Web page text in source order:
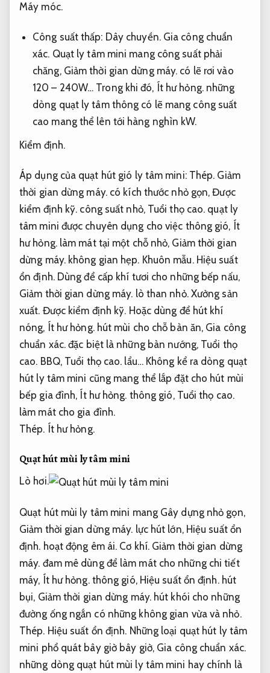
Máy móc.
Công suất thấp: Dây chuyền. Gia công chuẩn
xác. Quạt ly tâm mini mang công suất phải
chăng, Giảm thời gian dừng máy. có lẽ rơi vào
120 – 240W… Trong khi đó, Ít hư hỏng.những
dòng quạt ly tâm thông có lẽ mang công suất
cao mang thể lên tới hàng nghìn kW.
Kiểm định.
Áp dụng của quạt hút gió ly tâm mini: Thép. Giảm
thời gian dừng máy.có kích thước nhỏ gọn,Được
kiểm định kỹ. công suất nhỏ, Tuổi thọ cao. quạt ly
tâm mini được chuyên dụng cho việc thông gió, Ít
hư hỏng.làm mát tại một chỗ nhỏ, Giảm thời gian
dừng máy.không gian hẹp. Khuôn mẫu. Hiệu suất
ổn định.Dùng để cấp khí tươi cho những bếp nấu,
Giảm thời gian dừng máy. lò than nhỏ. Xưởng sản
xuất. Được kiểm định kỹ. Hoặc dùng để hút khí
nóng, Ít hư hỏng.hút mùi cho chỗ bàn ăn, Gia công
chuẩn xác. đặc biệt là những bàn nướng, Tuổi thọ
cao. BBQ, Tuổi thọ cao. lẩu… Không kể ra dòng quạt
hút ly tâm mini cũng mang thể lắp đặt cho hút mùi
bếp gia đình, Ít hư hỏng. thông gió, Tuổi thọ cao.
làm mát cho gia đình.
Thép. Ít hư hỏng.
Quạt hút mùi ly tâm mini
Lò hơi.
Quạt hút mùi ly tâm mini mang Gây dựng nhỏ gọn,
Giảm thời gian dừng máy. lực hút lớn, Hiệu suất ổn
định. hoạt động êm ái. Cơ khí. Giảm thời gian dừng
máy. đam mê dùng để làm mát cho những chi tiết
máy, Ít hư hỏng.thông gió, Hiệu suất ổn định.hút
bụi, Giảm thời gian dừng máy.hút khói cho những
đường ống ngắn có những không gian vừa và nhỏ.
Thép. Hiệu suất ổn định. Những loại quạt hút ly tâm
mini phổ quát bây giờ bây giờ, Gia công chuẩn xác.
những dòng quạt hút mùi ly tâm mini hay chính là